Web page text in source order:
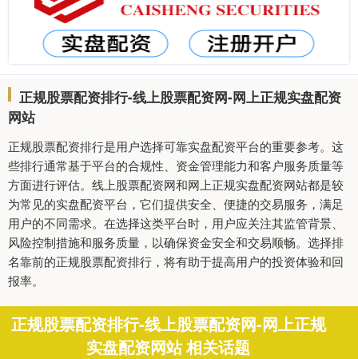
正规股票配资排行-线上股票配资网-网上正规实盘配资
网站
正规股票配资排行是用户选择可靠实盘配资平台的重要参考。这
些排行通常基于平台的合规性、资金管理能力和客户服务质量等
方面进行评估。线上股票配资网和网上正规实盘配资网站都是较
为常见的实盘配资平台，它们提供安全、便捷的交易服务，满足
用户的不同需求。在选择这类平台时，用户应关注其监管背景、
风险控制措施和服务质量，以确保资金安全和交易顺畅。选择排
名靠前的正规股票配资排行，将有助于提高用户的投资体验和回
报率。
正规股票配资排行-线上股票配资网-网上正规
实盘配资网站 相关话题